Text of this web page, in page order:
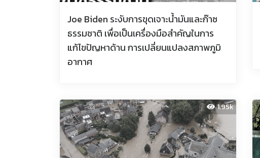
Joe Biden ระงับการขุดเจาะน้ำมันและก๊าซ
ธรรมชาติ เพื่อเป็นเครื่องมือสำคัญในการ
แก้ไขปัญหาด้าน การเปลี่ยนแปลงสภาพภูมิ
อากาศ
1.95k